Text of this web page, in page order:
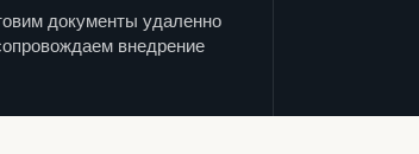
документы удаленно
внедрение